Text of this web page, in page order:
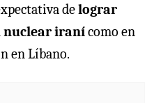
delograr
nuclear iranícomo en
en Líbano.